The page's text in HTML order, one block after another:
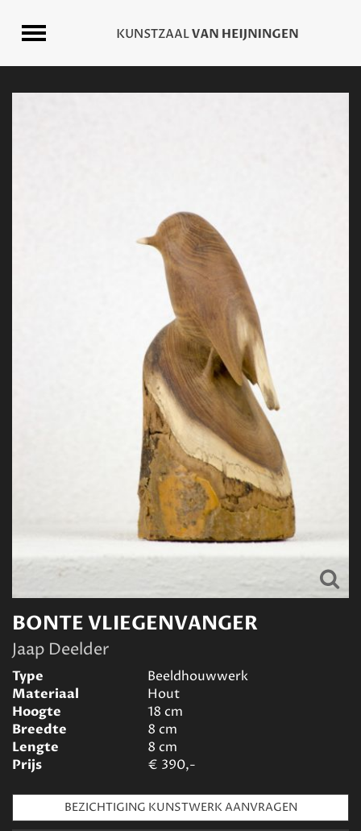
BONTE VLIEGENVANGER
Jaap Deelder
Type
Beeldhouwwerk
Materiaal
Hout
Hoogte
18 cm
Breedte
8 cm
Lengte
8 cm
Prijs
€ 390,-
BEZICHTIGING KUNSTWERK AANVRAGEN